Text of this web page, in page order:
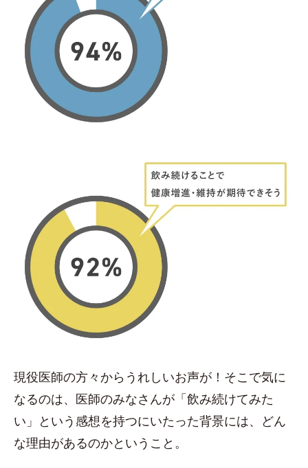
現役医師の方々からうれしいお声が！そこで気に
なるのは、医師のみなさんが「飲み続けてみた
い」という感想を持つにいたった背景には、どん
な理由があるのかということ。